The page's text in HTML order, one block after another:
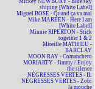
Mickey NEWBURY - Blue sky
shining [White Label]
Miguel BOSÉ - Quand ça va mal
Mike MAREEN - Here I am
[White Label]
Minnie RIPERTON - Stick
together 1 & 2
Mireille MATHIEU -
BARCLAY
MOON RAY - Comanchero
MORIARTY - Jimmy / Enjoy
the silence
NÉGRESSES VERTES - IL
NÉGRESSES VERTES - Zobi
la mouche